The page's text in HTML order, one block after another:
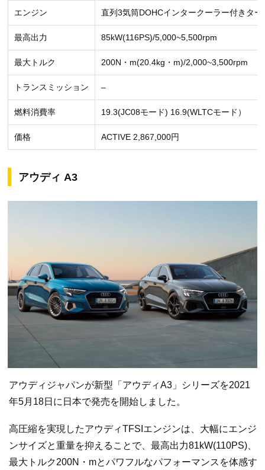
エンジン 直列3気筒DOHCインタークーラー付きタ
最高出力 85kW(116PS)/5,000~5,500rpm
最大トルク 200N・m(20.4kg・m)/2,000~3,500rpm
トランスミッション –
燃料消費率 19.3(JC08モード) 16.9(WLTCモード）
価格 ACTIVE 2,867,000円
アウディ A3
アウディジャパンが新型「アウディA3」シリーズを2021
年5月18日に日本で発売を開始しました。
高圧縮を実現したアウディTFSIエンジンは、大幅にエンジ
ンサイズと重量を抑えることで、最高出力81kW(110PS)、
最大トルク200N・mとパワフルなパフォーマンスを体感す